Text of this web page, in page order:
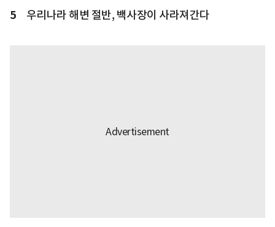
5 우리나라 해변 절반, 백사장이 사라져간다